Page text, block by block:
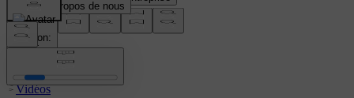
Contacts médias
location:
BE
Vidéos